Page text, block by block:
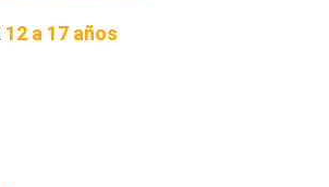
12 a 17 años